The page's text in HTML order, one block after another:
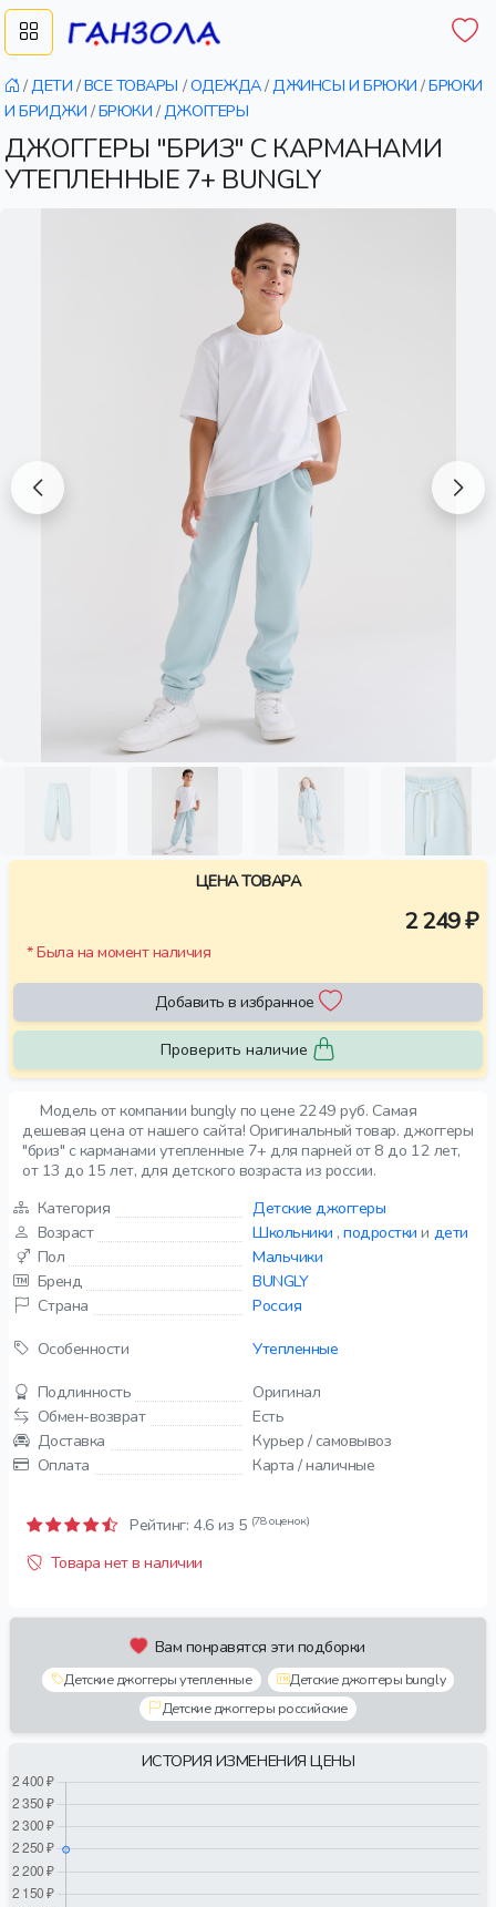
/ДЕТИ /ВСЕ ТОВАРЫ /ОДЕЖДА/ДЖИНСЫ И БРЮКИ /БРЮКИ
И БРИДЖИ /БРЮКИ /ДЖОГГЕРЫ
ДЖОГГЕРЫ "БРИЗ" С КАРМАНАМИ
УТЕПЛЕННЫЕ 7+ BUNGLY
Модель от компании bungly по цене 2249 руб. Самая
дешевая цена от нашего сайта! Оригинальный товар. джоггеры
"бриз" с карманами утепленные 7+ для парней от 8 до 12 лет,
от 13 до 15 лет, для детского возраста из россии.
Категория
Детские джоггеры
Возраст
Школьники ,подростки и дети
Пол
Мальчики
Бренд
BUNGLY
Страна
Россия
Особенности
Утепленные
Подлинность
Оригинал
Обмен-возврат
Есть
Доставка
Курьер / самовывоз
Оплата
Карта / наличные
Рейтинг: 4.6 из 5 (78 оценок)
Товара нет в наличии
Вам понравятся эти подборки
Детские джоггеры утепленные
Детские джоггеры bungly
Детские джоггеры российские
ИСТОРИЯ ИЗМЕНЕНИЯ ЦЕНЫ
ЦЕНА ТОВАРА
2 249 ₽
* Была на момент наличия
Добавить в избранное
Проверить наличие